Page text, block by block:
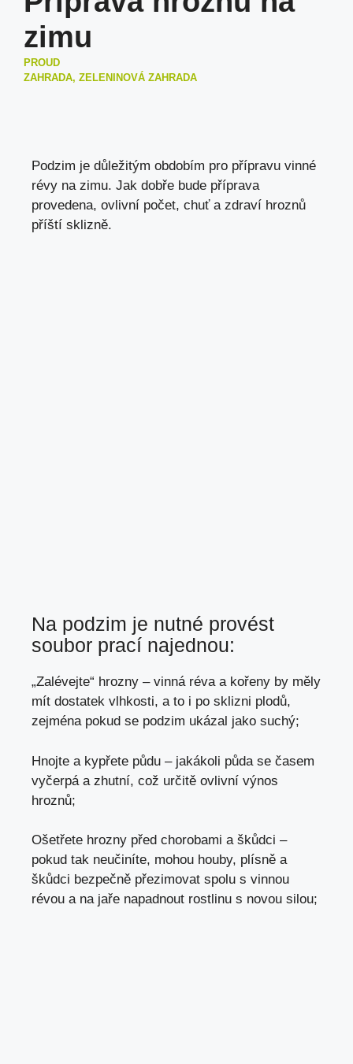
zimu
PROUD
ZAHRADA, ZELENINOVÁ ZAHRADA
Podzim je důležitým obdobím pro přípravu vinné
révy na zimu. Jak dobře bude příprava
provedena, ovlivní počet, chuť a zdraví hroznů
příští sklizně.
Na podzim je nutné provést
soubor prací najednou:
„Zalévejte“ hrozny – vinná réva a kořeny by měly
mít dostatek vlhkosti, a to i po sklizni plodů,
zejména pokud se podzim ukázal jako suchý;
Hnojte a kypřete půdu – jakákoli půda se časem
vyčerpá a zhutní, což určitě ovlivní výnos
hroznů;
Ošetřete hrozny před chorobami a škůdci –
pokud tak neučiníte, mohou houby, plísně a
škůdci bezpečně přezimovat spolu s vinnou
révou a na jaře napadnout rostlinu s novou silou;